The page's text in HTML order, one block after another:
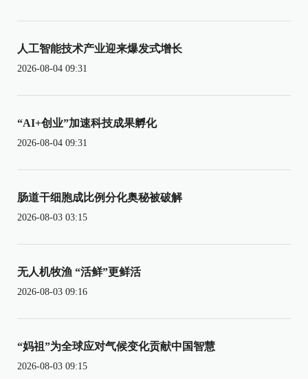
人工智能技术产业迎来爆发式增长
2026-08-04 09:31
“AI+创业”加速科技成果孵化
2026-08-04 09:31
肠道干细胞成比例分化奥秘被破解
2026-08-03 03:15
无人机牧渔 “活鲜”更鲜活
2026-08-03 09:16
“妈祖”为全球应对气候变化贡献中国智慧
2026-08-03 09:15